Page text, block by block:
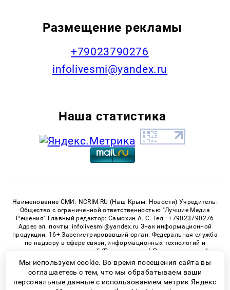
Размещение рекламы
+79023790276
infolivesmi@yandex.ru
Наша статистика
Наименование СМИ: NCRIM.RU (Наш Крым. Новости) Учредитель:
Общество с ограниченной ответственностью "Лучшие Медиа
Решения" Главный редактор: Самохин А. С. Тел.: +79023790276
Адрес эл. почты: infolivesmi@yandex.ru Знак информационной
продукции: 16+ Зарегистрировавший орган: Федеральная служба
по надзору в сфере связи, информационных технологий и
массовых коммуникаций (Роскомнадзор) Регистрационный
номер СМИ ЭЛ № ФС 77 - 81150 от 02.06.2021
Мы используем cookie. Во время посещения сайта вы
соглашаетесь с тем, что мы обрабатываем ваши
персональные данные с использованием метрик Яндекс